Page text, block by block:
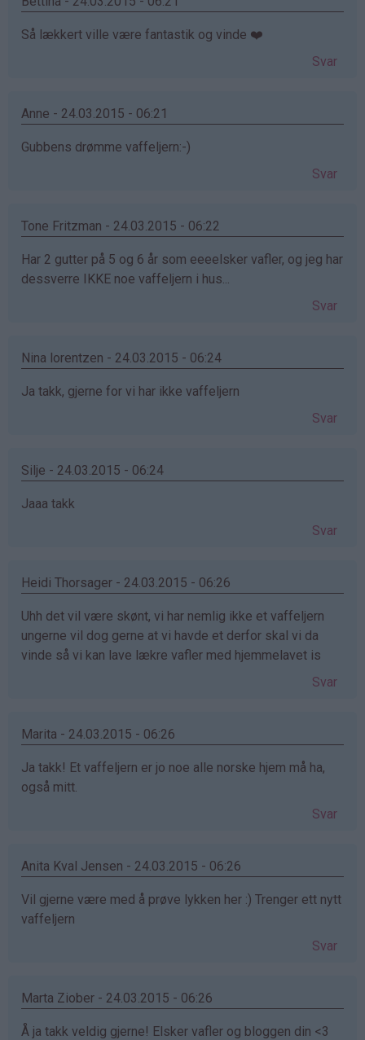
Så lækkert ville være fantastik og vinde ❤️
Svar
Anne - 24.03.2015 - 06:21
Gubbens drømme vaffeljern:-)
Svar
Tone Fritzman - 24.03.2015 - 06:22
Har 2 gutter på 5 og 6 år som eeeelsker vafler, og jeg har
dessverre IKKE noe vaffeljern i hus...
Svar
Nina lorentzen - 24.03.2015 - 06:24
Ja takk, gjerne for vi har ikke vaffeljern
Svar
Silje - 24.03.2015 - 06:24
Jaaa takk
Svar
Heidi Thorsager - 24.03.2015 - 06:26
Uhh det vil være skønt, vi har nemlig ikke et vaffeljern
ungerne vil dog gerne at vi havde et derfor skal vi da
vinde så vi kan lave lækre vafler med hjemmelavet is
Svar
Marita - 24.03.2015 - 06:26
Ja takk! Et vaffeljern er jo noe alle norske hjem må ha,
også mitt.
Svar
Anita Kval Jensen - 24.03.2015 - 06:26
Vil gjerne være med å prøve lykken her :) Trenger ett nytt
vaffeljern
Svar
Marta Ziober - 24.03.2015 - 06:26
Å ja takk veldig gjerne! Elsker vafler og bloggen din <3